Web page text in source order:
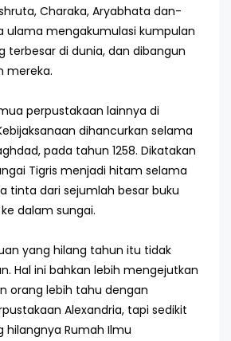
Charaka, Aryabhata dan-
ulama mengakumulasi kumpulan
terbesar di dunia, dan dibangun
mereka.
perpustakaan lainnya di
dihancurkan selama
pada tahun 1258. Dikatakan
Tigris menjadi hitam selama
tinta dari sejumlah besar buku
dalam sungai.
yang hilang tahun itu tidak
Hal ini bahkan lebih mengejutkan
orang lebih tahu dengan
Alexandria, tapi sedikit
Rumah Ilmu